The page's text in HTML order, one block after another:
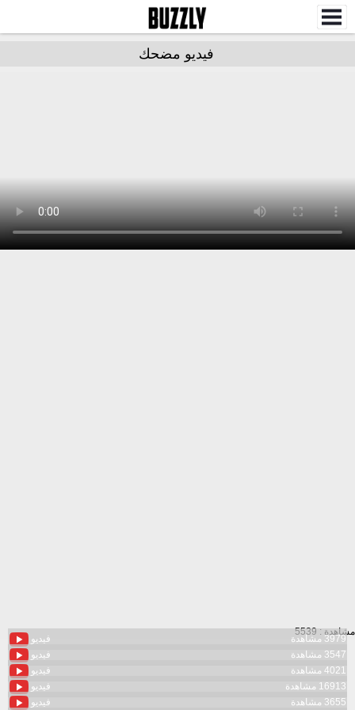
فيديو مضحك
مشاهدة : 5539
فيديو
3979 مشاهدة
فيديو
3547 مشاهدة
فيديو
4021 مشاهدة
فيديو
16913 مشاهدة
فيديو
3655 مشاهدة